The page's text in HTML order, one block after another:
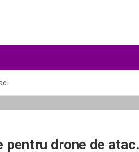
pentru drone de atac.